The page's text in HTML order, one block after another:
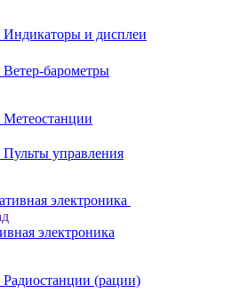
Индикаторы и дисплеи
Ветер-барометры
Метеостанции
Пульты управления
электроника
электроника
Радиостанции (рации)